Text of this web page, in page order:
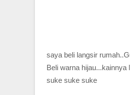
saya beli langsir
Beli warna hijau...kainnya
suke suke suke